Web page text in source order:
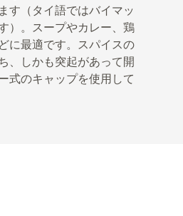
す（タイ語ではバイマッ
）。スープやカレー、鶏
に最適です。スパイスの
、しかも突起があって開
式のキャップを使用して